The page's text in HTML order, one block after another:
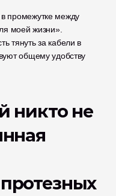
промежутке между
моей жизни».
тянуть за кабели в
общему удобству
никто не